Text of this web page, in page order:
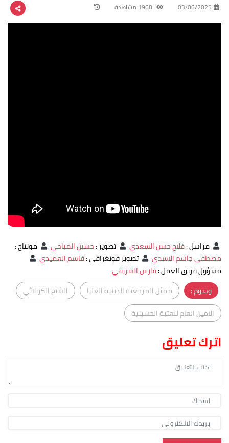
03/06/2025
مراسل:فلاح حسن السعدي تصوير:حسين المياحي مونتاج:
مصطفى جاسم الاسدي
تصوير فوتغرافي:قاسم العميدي
مسؤول فريق العمل:فارس الشريفي
وسوم :
ممثل المرجعية الدينية العليا
الشيخ الكربلائي
الامين العام للعتبة الحسينية
اترك تعليق